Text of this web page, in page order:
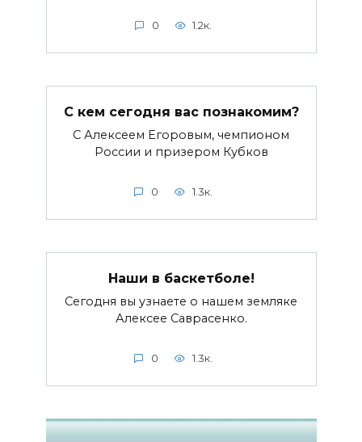
0 1.2к.
С кем сегодня вас познакомим?
С Алексеем Егоровым, чемпионом
России и призером Кубков
0 1.3к.
Наши в баскетболе!
Сегодня вы узнаете о нашем земляке
Алексее Саврасенко.
0 1.3к.